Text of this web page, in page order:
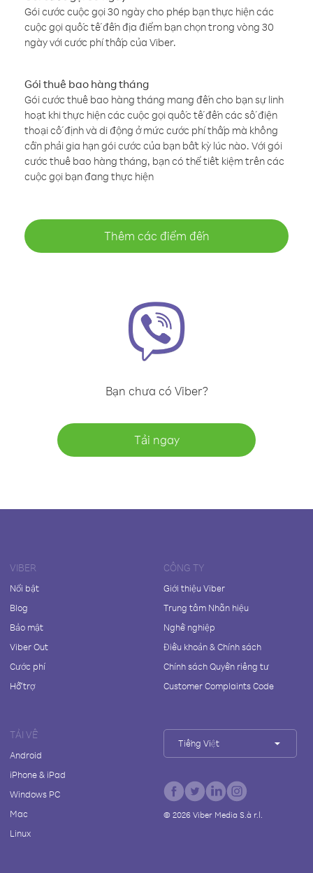
Gói cước cuộc gọi 30 ngày cho phép bạn thực hiện các
cuộc gọi quốc tế đến địa điểm bạn chọn trong vòng 30
ngày với cước phí thấp của Viber.
Gói thuê bao hàng tháng
Gói cước thuê bao hàng tháng mang đến cho bạn sự linh
hoạt khi thực hiện các cuộc gọi quốc tế đến các số điện
thoại cố định và di động ở mức cước phí thấp mà không
cần phải gia hạn gói cước của bạn bất kỳ lúc nào. Với gói
cước thuê bao hàng tháng, bạn có thể tiết kiệm trên các
cuộc gọi bạn đang thực hiện
Thêm các điểm đến
Bạn chưa có Viber?
Tải ngay
VIBER
Nổi bật
Blog
Bảo mật
Viber Out
Cước phí
Hỗ trợ
CÔNG TY
Giới thiệu Viber
Trung tâm Nhãn hiệu
Nghề nghiệp
Điều khoản & Chính sách
Chính sách Quyền riêng tư
Customer Complaints Code
TẢI VỀ
Android
iPhone & iPad
Windows PC
Mac
Linux
Tiếng Việt
© 2026Viber Media S.à r.l.